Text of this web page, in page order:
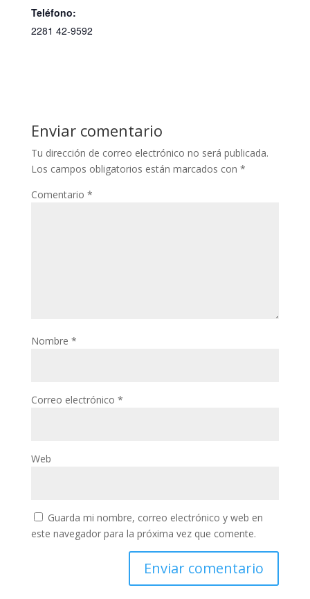
Teléfono:
2281 42-9592
Enviar comentario
Tu dirección de correo electrónico no será publicada.
Los campos obligatorios están marcados con *
Comentario *
Nombre *
Correo electrónico *
Web
Guarda mi nombre, correo electrónico y web en
este navegador para la próxima vez que comente.